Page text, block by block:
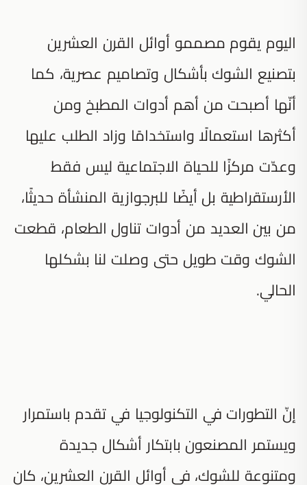
اليوم يقوم مصممو أوائل القرن العشرين
بتصنيع الشوك بأشكال وتصاميم عصرية، كما
أنّها أصبحت من أهم أدوات المطبخ ومن
أكثرها استعمالًا واستخدامًا وزاد الطلب عليها
وعدّت مركزًا للحياة الاجتماعية ليس فقط
الأرستقراطية بل أيضًا للبرجوازية المنشأة حديثًا،
من بين العديد من أدوات تناول الطعام، قطعت
الشوك وقت طويل حتى وصلت لنا بشكلها
الحالي.
إنّ التطورات في التكنولوجيا في تقدم باستمرار
ويستمر المصنعون بابتكار أشكال جديدة
ومتنوعة للشوك، في أوائل القرن العشرين، كان